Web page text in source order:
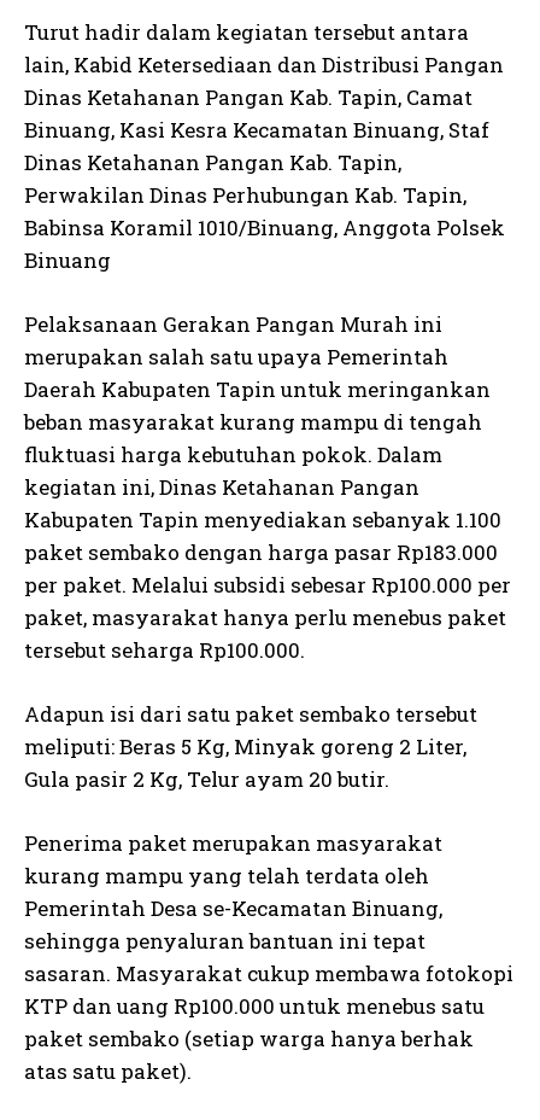
Turut hadir dalam kegiatan tersebut antara
lain, Kabid Ketersediaan dan Distribusi Pangan
Dinas Ketahanan Pangan Kab. Tapin, Camat
Binuang, Kasi Kesra Kecamatan Binuang, Staf
Dinas Ketahanan Pangan Kab. Tapin,
Perwakilan Dinas Perhubungan Kab. Tapin,
Babinsa Koramil 1010/Binuang, Anggota Polsek
Binuang
Pelaksanaan Gerakan Pangan Murah ini
merupakan salah satu upaya Pemerintah
Daerah Kabupaten Tapin untuk meringankan
beban masyarakat kurang mampu di tengah
fluktuasi harga kebutuhan pokok. Dalam
kegiatan ini, Dinas Ketahanan Pangan
Kabupaten Tapin menyediakan sebanyak 1.100
paket sembako dengan harga pasar Rp183.000
per paket. Melalui subsidi sebesar Rp100.000 per
paket, masyarakat hanya perlu menebus paket
tersebut seharga Rp100.000.
Adapun isi dari satu paket sembako tersebut
meliputi: Beras 5 Kg, Minyak goreng 2 Liter,
Gula pasir 2 Kg, Telur ayam 20 butir.
Penerima paket merupakan masyarakat
kurang mampu yang telah terdata oleh
Pemerintah Desa se-Kecamatan Binuang,
sehingga penyaluran bantuan ini tepat
sasaran. Masyarakat cukup membawa fotokopi
KTP dan uang Rp100.000 untuk menebus satu
paket sembako (setiap warga hanya berhak
atas satu paket).